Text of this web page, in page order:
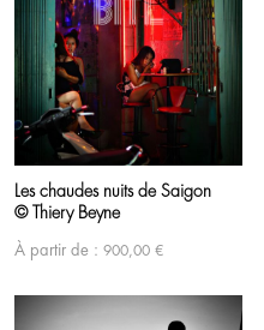
Les chaudes nuits de Saigon
© Thiery Beyne
À partir de : 900,00 €